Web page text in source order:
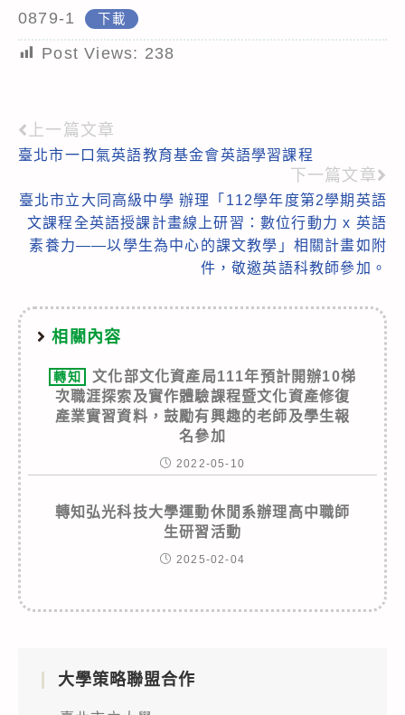
0879-1 下載
Post Views: 238
Read
more
articles
上一篇文章
臺北市一口氣英語教育基金會英語學習課程
下一篇文章
臺北市立大同高級中學 辦理「112學年度第2學期英語
文課程全英語授課計畫線上研習：數位行動力 x 英語
素養力——以學生為中心的課文教學」相關計畫如附
件，敬邀英語科教師參加。
相關內容
轉知
文化部文化資產局111年預計開辦10梯
次職涯探索及實作體驗課程暨文化資產修復
產業實習資料，鼓勵有興趣的老師及學生報
名參加
2022-05-10
轉知弘光科技大學運動休閒系辦理高中職師
生研習活動
2025-02-04
大學策略聯盟合作